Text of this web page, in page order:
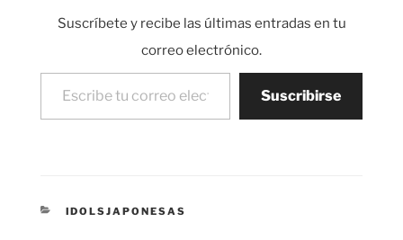
Suscríbete y recibe las últimas entradas en tu
correo electrónico.
Escribe tu correo electrónico…
Suscribirse
CATEGORÍAS
IDOLSJAPONESAS